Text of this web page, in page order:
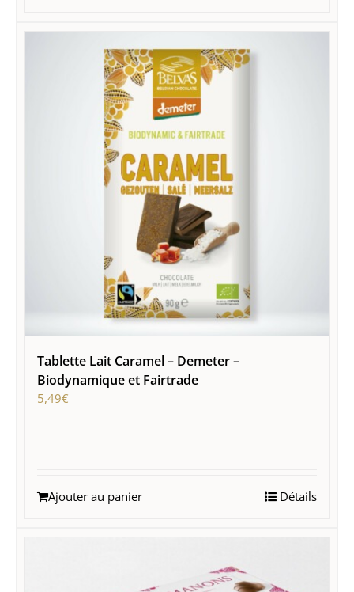
Tablette Lait Caramel – Demeter –
Biodynamique et Fairtrade
5,49€
Ajouter au panier Détails